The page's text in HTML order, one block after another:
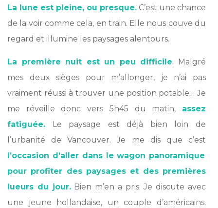
La lune est pleine, ou presque. C’est une chance
de la voir comme cela, en train. Elle nous couve du
regard et illumine les paysages alentours.
La première nuit est un peu difficile. Malgré
mes deux sièges pour m’allonger, je n’ai pas
vraiment réussi à trouver une position potable… Je
me réveille donc vers 5h45 du matin, assez
fatiguée. Le paysage est déjà bien loin de
l’urbanité de Vancouver. Je me dis que c’est
l’occasion d’aller dans le wagon panoramique
pour profiter des paysages et des premières
lueurs du jour.Bien m’en a pris. Je discute avec
une jeune hollandaise, un couple d’américains.